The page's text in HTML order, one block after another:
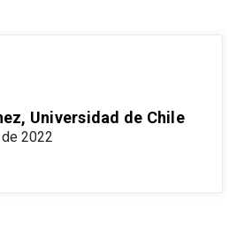
Universidad de Chile
2022